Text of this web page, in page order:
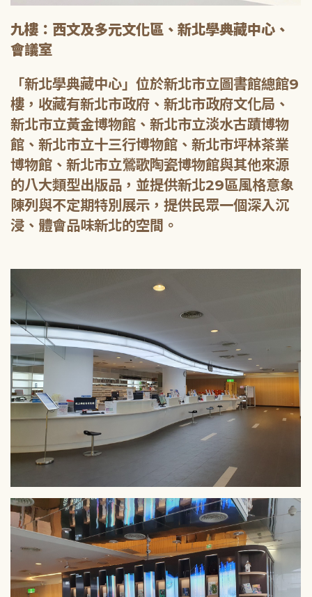
九樓：西文及多元文化區、新北學典藏中心、
會議室
「新北學典藏中心」位於新北市立圖書館總館9
樓，收藏有新北市政府、新北市政府文化局、
新北市立黃金博物館、新北市立淡水古蹟博物
館、新北市立十三行博物館、新北市坪林茶業
博物館、新北市立鶯歌陶瓷博物館與其他來源
的八大類型出版品，並提供新北29區風格意象
陳列與不定期特別展示，提供民眾一個深入沉
浸、體會品味新北的空間。